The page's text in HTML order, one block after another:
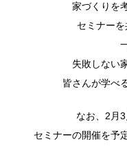
家づくりを
セミナーを
失敗しない
皆さんが学べ
なお、2月3
セミナーの開催を予